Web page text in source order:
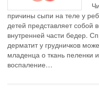
причины сыпи на теле у
детей представляет собой
внутренней части бедер.
дерматит у грудничков
младенца о ткань пеленки
воспаление…